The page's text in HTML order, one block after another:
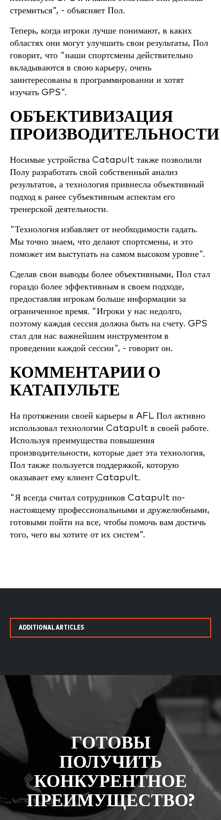
стремиться", - объясняет Пол.
Теперь, когда игроки лучше понимают, в каких
областях они могут улучшить свои результаты, Пол
говорит, что "наши спортсмены действительно
вкладываются в свою карьеру, очень
заинтересованы в программировании и хотят
изучать GPS".
ОБЪЕКТИВИЗАЦИЯ
ПРОИЗВОДИТЕЛЬНОСТИ
Носимые устройства Catapult также позволили
Полу разработать свой собственный анализ
результатов, а технология привнесла объективный
подход к ранее субъективным аспектам его
тренерской деятельности.
"Технология избавляет от необходимости гадать.
Мы точно знаем, что делают спортсмены, и это
поможет им выступать на самом высоком уровне".
Сделав свои выводы более объективными, Пол стал
гораздо более эффективным в своем подходе,
предоставляя игрокам больше информации за
ограниченное время. "Игроки у нас недолго,
поэтому каждая сессия должна быть на счету. GPS
стал для нас важнейшим инструментом в
проведении каждой сессии", - говорит он.
КОММЕНТАРИИ О
КАТАПУЛЬТЕ
На протяжении своей карьеры в AFL Пол активно
использовал технологии Catapult в своей работе.
Используя преимущества повышения
производительности, которые дает эта технология,
Пол также пользуется поддержкой, которую
оказывает ему клиент Catapult.
"Я всегда считал сотрудников Catapult по-
настоящему профессиональными и дружелюбными,
готовыми пойти на все, чтобы помочь вам достичь
того, чего вы хотите от их систем".
ADDITIONAL ARTICLES
ГОТОВЫ
ПОЛУЧИТЬ
КОНКУРЕНТНОЕ
ПРЕИМУЩЕСТВО?